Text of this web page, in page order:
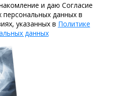
и даю Согласие
данных в
указанных в Политике
данных